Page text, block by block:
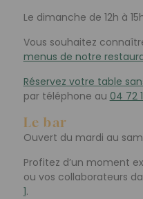
Le dimanche de 12h à
Vous souhaitez
menus de notre
Réservez votre table
par téléphone au 04 72
Le bar
Ouvert du mardi au
Profitez d’un moment
ou vos collaborateurs
1.